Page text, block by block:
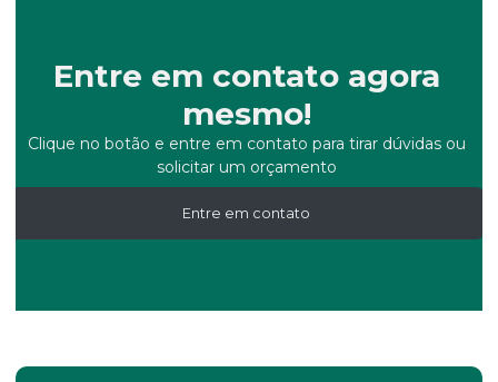
Entre em contato agora
mesmo!
Clique no botão e entre em contato para tirar dúvidas ou
solicitar um orçamento
Entre em contato